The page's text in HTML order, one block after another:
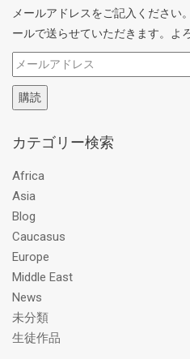
メールアドレスをご記入ください
ールで送らせていただきます。よ
メ
ー
ル
ド
ス
購読
カテゴリー検索
Africa
Asia
Blog
Caucasus
Europe
Middle East
News
未分類
生徒作品